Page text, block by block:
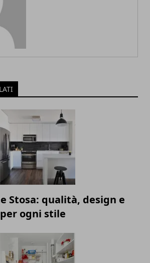
Stosa: qualità, design e
ogni stile